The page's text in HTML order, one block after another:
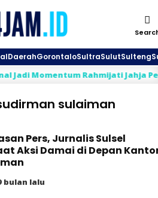
DaerahGorontaloSultraSulutSulteng
Momentum Rahmijati Jahja
sulaiman
Pers, Jurnalis Sulsel
Aksi Damai di Depan
bulan lalu